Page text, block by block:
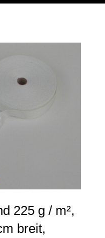
225 g / m²,
breit,